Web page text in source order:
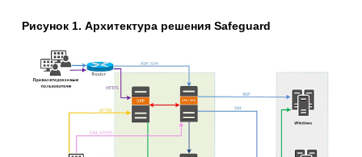
Рисунок 1. Архитектура решения Safeguard